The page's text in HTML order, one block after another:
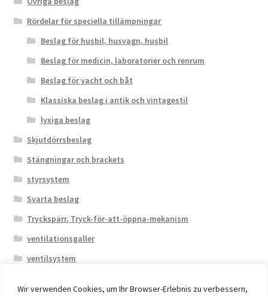
Wir verwenden Cookies, um Ihr Browser-Erlebnis zu verbessern,
Rördelar för speciella tillämpningar
Beslag för husbil, husvagn, husbil
Beslag för medicin, laboratorier och renrum
Beslag för yacht och båt
Klassiska beslag i antik och vintagestil
lyxiga beslag
Skjutdörrsbeslag
Stängningar och brackets
styrsystem
Svarta beslag
Tryckspärr, Tryck-för-att-öppna-mekanism
ventilationsgaller
ventilsystem